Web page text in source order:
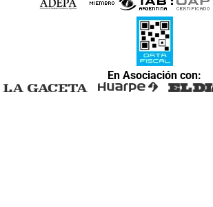
En Asociación con: